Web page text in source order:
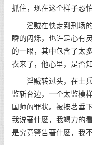
抓住，现在这个样子恐
淫贼在快走到刑场的
瞬的闪烁，也许是心有
的一眼，其中包含了太
衣来了，他心里，是否
淫贼转过头，在士兵
监斩台边，一个太监模
国师的罪状。被按著垂
我说著什麽，我竭力的
是究竟警告著什麽，我不